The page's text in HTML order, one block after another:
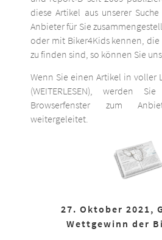
diese Artikel aus unserer
Anbieter für Sie
oder mit Biker4Kids kennen,
zu finden sind, so können Sie
Wenn Sie einen Artikel in voller
(WEITERLESEN), werden
Browserfenster zum
weitergeleitet.
27. Oktober 2021,
Wettgewinn der